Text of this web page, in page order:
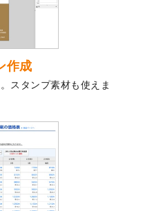
インテンプレート
のデザインテンプレート
ののぼりが作成できるよ
が作成できるようになり
ンプレートを追加しまし
作成
スタンプ素材も使えま